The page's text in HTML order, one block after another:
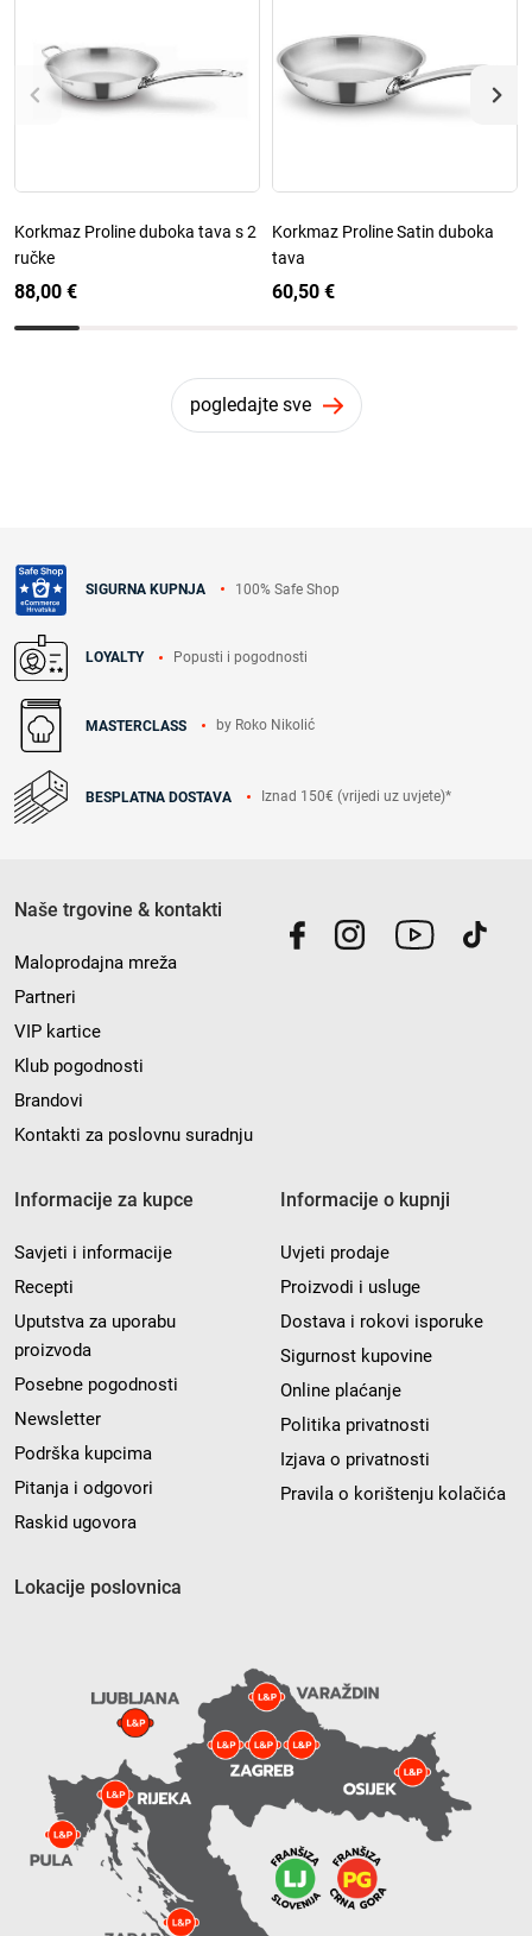
Korkmaz Proline duboka tava s 2
ručke
88,00 €
Korkmaz Proline Satin duboka
tava
60,50 €
pogledajte sve
SIGURNA KUPNJA 100% Safe Shop
LOYALTY Popusti i pogodnosti
MASTERCLASS by Roko Nikolić
BESPLATNA DOSTAVA Iznad 150€ (vrijedi uz uvjete)*
Naše trgovine & kontakti
Maloprodajna mreža
Partneri
VIP kartice
Klub pogodnosti
Brandovi
Kontakti za poslovnu suradnju
Informacije za kupce
Savjeti i informacije
Recepti
Uputstva za uporabu
proizvoda
Posebne pogodnosti
Newsletter
Podrška kupcima
Pitanja i odgovori
Raskid ugovora
Informacije o kupnji
Uvjeti prodaje
Proizvodi i usluge
Dostava i rokovi isporuke
Sigurnost kupovine
Online plaćanje
Politika privatnosti
Izjava o privatnosti
Pravila o korištenju kolačića
Lokacije poslovnica